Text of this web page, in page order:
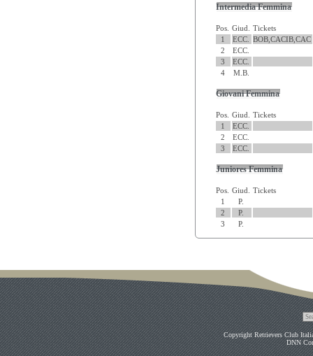
Intermedia Femmina
Pos. Giud.
Tickets
1
ECC.
BOB,CACIB,CAC
2
ECC.
3
ECC.
4
M.B.
Giovani Femmina
Pos. Giud.
Tickets
1
ECC.
2
ECC.
3
ECC.
Juniores Femmina
Pos. Giud.
Tickets
1
P.
2
P.
3
P.
Copyright Retrievers Club
DNN